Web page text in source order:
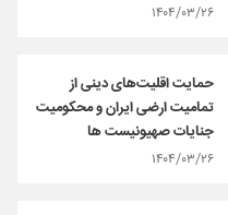
۱۴۰۴/۰۳/۲۶
حمایت اقلیت‌های دینی از
تمامیت ارضی ایران و محکومیت
جنایات صهیونیست ها
۱۴۰۴/۰۳/۲۶